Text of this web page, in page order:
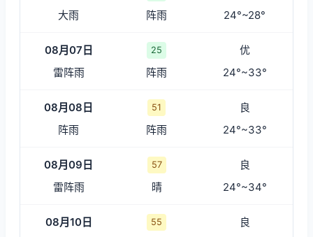
大雨
阵雨 24°~28°
08月07日 25
优
雷阵雨
阵雨 24°~33°
08月08日 51
良
阵雨
阵雨 24°~33°
08月09日 57
良
雷阵雨
晴 24°~34°
08月10日 55
良